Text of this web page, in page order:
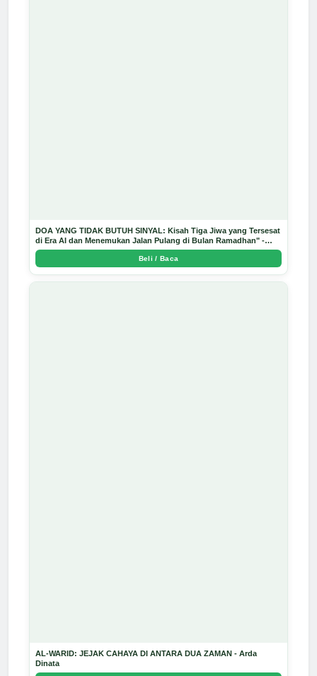
DOA YANG TIDAK BUTUH SINYAL: Kisah Tiga Jiwa yang Tersesat
di Era AI dan Menemukan Jalan Pulang di Bulan Ramadhan" -
Arda Dinata
Beli / Baca
AL-WARID: JEJAK CAHAYA DI ANTARA DUA ZAMAN - Arda
Dinata